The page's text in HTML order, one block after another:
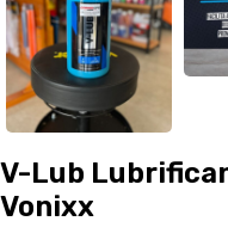
V-Lub
Vonixx